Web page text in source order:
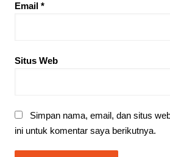
Email *
Situs Web
Simpan nama, email, dan situs
ini untuk komentar saya berikutnya.